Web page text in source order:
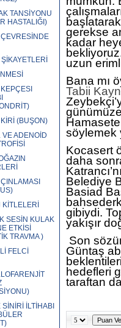
TANSİYONU
HASTALIĞI)
(BUŞON)
VE ADENOİD
KİTLELERİ
SESİN KULAK
ETKİSİ
TRAVMA )
FELCİ
SİNİRİ İLTİHABI
gerekse
kadar
uzun
Bana mı
Tabii
söylemek
Kocasert
daha
Belediye
Basiad
gibiydi.
yakışır
Son
Güntaş
hedefleri
taraftan